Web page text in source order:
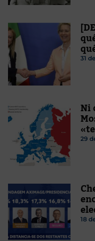
31
Ni
29
18